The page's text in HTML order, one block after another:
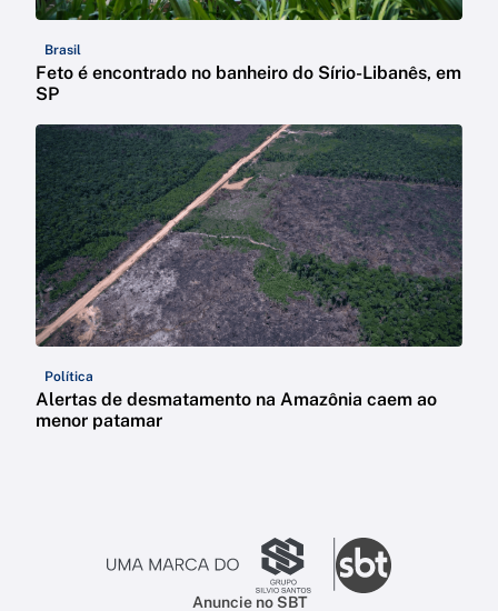
Brasil
Feto é encontrado no banheiro do Sírio-Libanês, em
SP
Política
Alertas de desmatamento na Amazônia caem ao
menor patamar
Anuncie no SBT